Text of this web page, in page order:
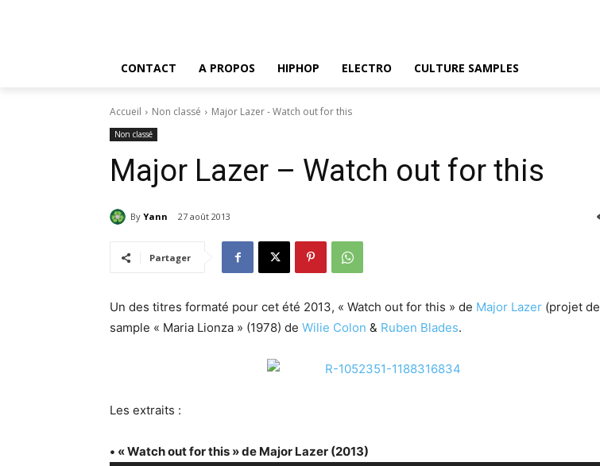
CONTACT A PROPOS HIPHOP ELECTRO CULTURE SAMPLES
Accueil Non classé Major Lazer - Watch out for this
Non classé
Major Lazer – Watch out for this
By Yann 27 août 2013
Partager
Un des titres formaté pour cet été 2013, « Watch out for this » de Major Lazer (projet de
sample « Maria Lionza » (1978) de Wilie Colon & Ruben Blades.
Les extraits :
• « Watch out for this » de Major Lazer (2013)